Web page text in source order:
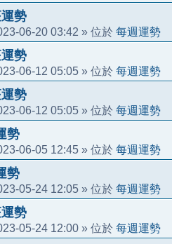
勢
06-20 03:42 » 位於 每週運勢
勢
06-12 05:05 » 位於 每週運勢
勢
06-12 05:05 » 位於 每週運勢
勢
06-05 12:45 » 位於 每週運勢
勢
05-24 12:05 » 位於 每週運勢
勢
05-24 12:00 » 位於 每週運勢